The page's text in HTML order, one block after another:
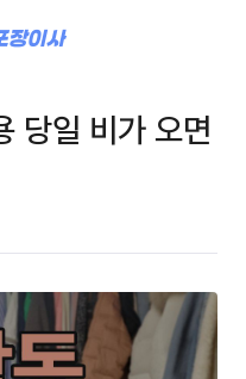
당일 비가 오면